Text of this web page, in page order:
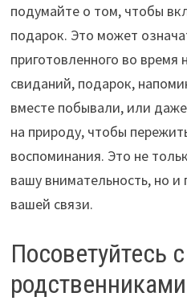
подумайте о том, чтобы
подарок. Это может
приготовленного во время
свиданий, подарок,
вместе побывали, или
на природу, чтобы
воспоминания. Это не
вашу внимательность, но и
вашей связи.
Посоветуйтесь
родственниками